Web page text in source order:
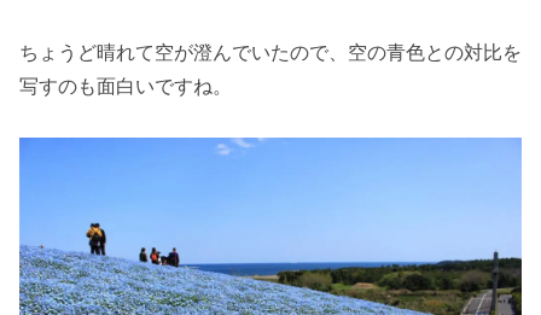
ちょうど晴れて空が澄んでいたので、空の青色との対比を
写すのも面白いですね。